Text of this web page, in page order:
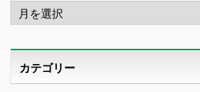
ー
カ
カテゴリー